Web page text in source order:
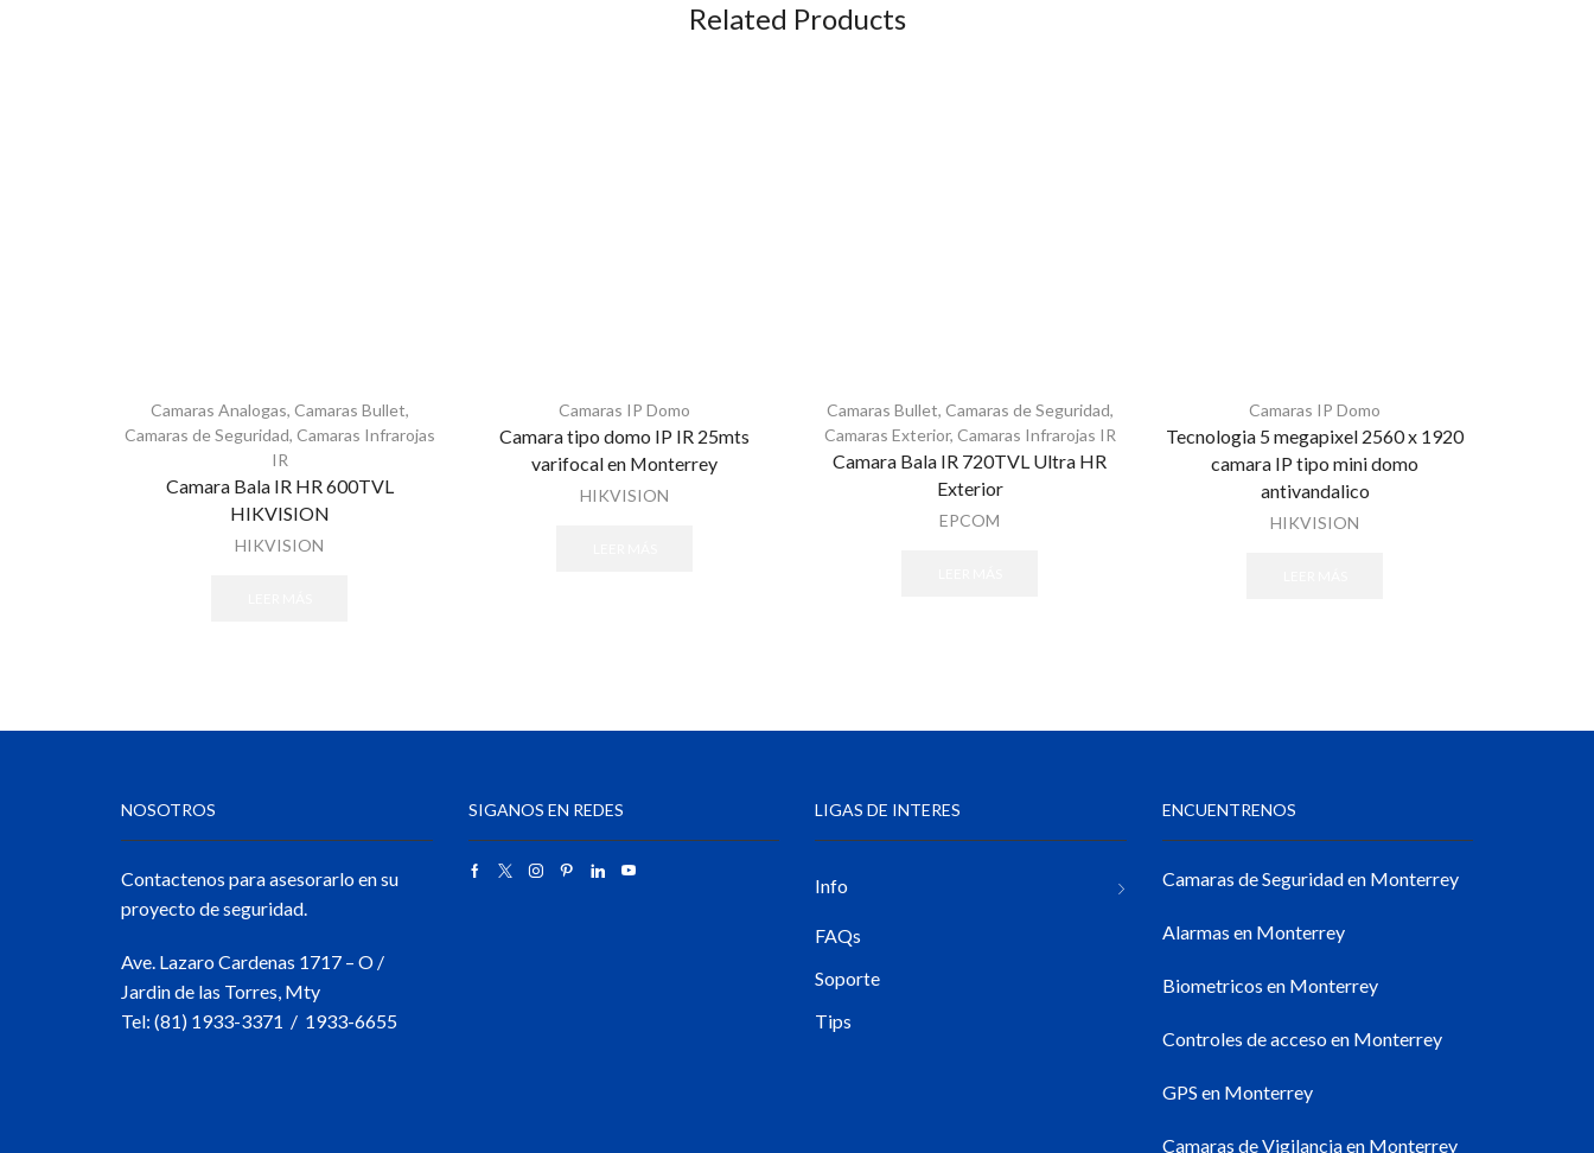
Related Products
Camaras Analogas, Camaras Bullet,
Camaras de Seguridad, Camaras Infrarojas
IR
Camara Bala IR HR 600TVL
HIKVISION
HIKVISION
Camaras IP Domo
Camara tipo domo IP IR 25mts
varifocal en Monterrey
HIKVISION
Camaras Bullet, Camaras de Seguridad,
Camaras Exterior, Camaras Infrarojas IR
Camara Bala IR 720TVL Ultra HR
Exterior
EPCOM
Camaras IP Domo
Tecnologia 5 megapixel 2560 x 1920
camara IP tipo mini domo
antivandalico
HIKVISION
NOSOTROS
Contactenos para asesorarlo en su
proyecto de seguridad.
Ave. Lazaro Cardenas 1717 – O /
Jardin de las Torres, Mty
Tel: (81) 1933-3371 / 1933-6655
SIGANOS EN REDES LIGAS DE INTERES
Info
FAQs
Soporte
Tips
ENCUENTRENOS
Camaras de Seguridad en Monterrey
Alarmas en Monterrey
Biometricos en Monterrey
Controles de acceso en Monterrey
GPS en Monterrey
Camaras de Vigilancia en Monterrey